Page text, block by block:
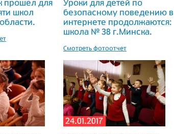
прошел для
школ
Уроки для детей по
безопасному поведению в
интернете продолжаются:
школа № 38 г.Минска.
Смотреть фотоотчет
24.01.2017